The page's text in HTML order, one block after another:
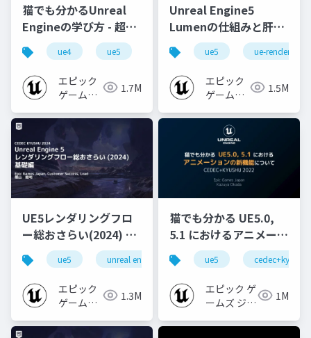
猫でも分かるUnreal
Engineの学び方 - 超初
心者向け編 - 2023 v1.0
ue4 ue5 ue-beginner
エピック
ゲームズ
1.7M
Unreal Engine5
Lumenの仕組みと肝心
なところ
ue5 ue-rendering
エピック
ゲームズ
1.5M
UE5レンダリングフロ
ー総おさらい(2024) 基
礎編！
[CEDEC+KYUSHU
2024]
ue5 unreal engine ue-rendering
エピック
ゲームズ
1.3M
猫でも分かる UE5.0,
5.1 におけるアニメーシ
ョンの新機能について
【CEDEC+KYUSHU
2022】
ue5 cedec+kyushu
エピック ゲ
ームズ ジャ
1M